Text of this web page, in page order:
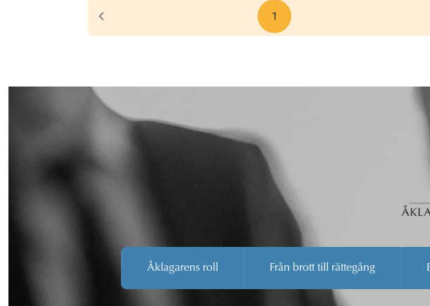
1
Åklagarens roll Från brott till rättegång